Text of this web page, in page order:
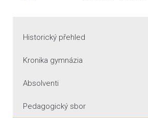
Historický přehled
Kronika gymnázia
Absolventi
Pedagogický sbor